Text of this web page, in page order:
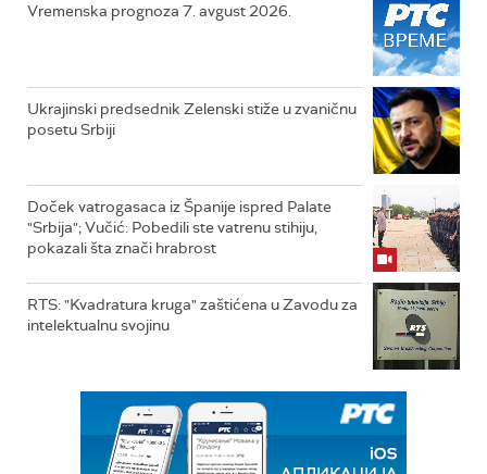
Vremenska prognoza 7. avgust 2026.
Ukrajinski predsednik Zelenski stiže u zvaničnu
posetu Srbiji
Doček vatrogasaca iz Španije ispred Palate
"Srbija"; Vučić: Pobedili ste vatrenu stihiju,
pokazali šta znači hrabrost
RTS: "Kvadratura kruga" zaštićena u Zavodu za
intelektualnu svojinu